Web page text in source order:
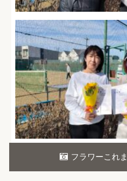
フラワーこれ